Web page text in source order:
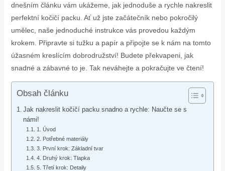
dnešním článku vám ukážeme, jak jednoduše a rychle nakreslit
perfektní kočičí packu. Ať už jste začátečník nebo pokročilý
umělec, naše jednoduché instrukce vás provedou každým
krokem. Připravte si tužku a papír a připojte se k nám na tomto
úžasném kreslícím dobrodružství! Budete překvapeni, jak
snadné a zábavné to je. Tak neváhejte a pokračujte ve čtení!
Obsah článku
Jak nakreslit kočičí packu snadno a rychle: Naučte se s
námi!
1. Úvod
2. Potřebné materiály
3. První krok: Základní tvar
4. Druhý krok: Tlapka
5. Třetí krok: Detaily